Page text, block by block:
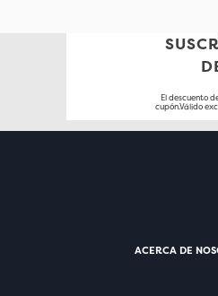
El descuento
cupón.Válido
ACERCA DE